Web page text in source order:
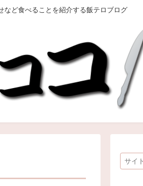
など食べることを紹介する飯テロブログ